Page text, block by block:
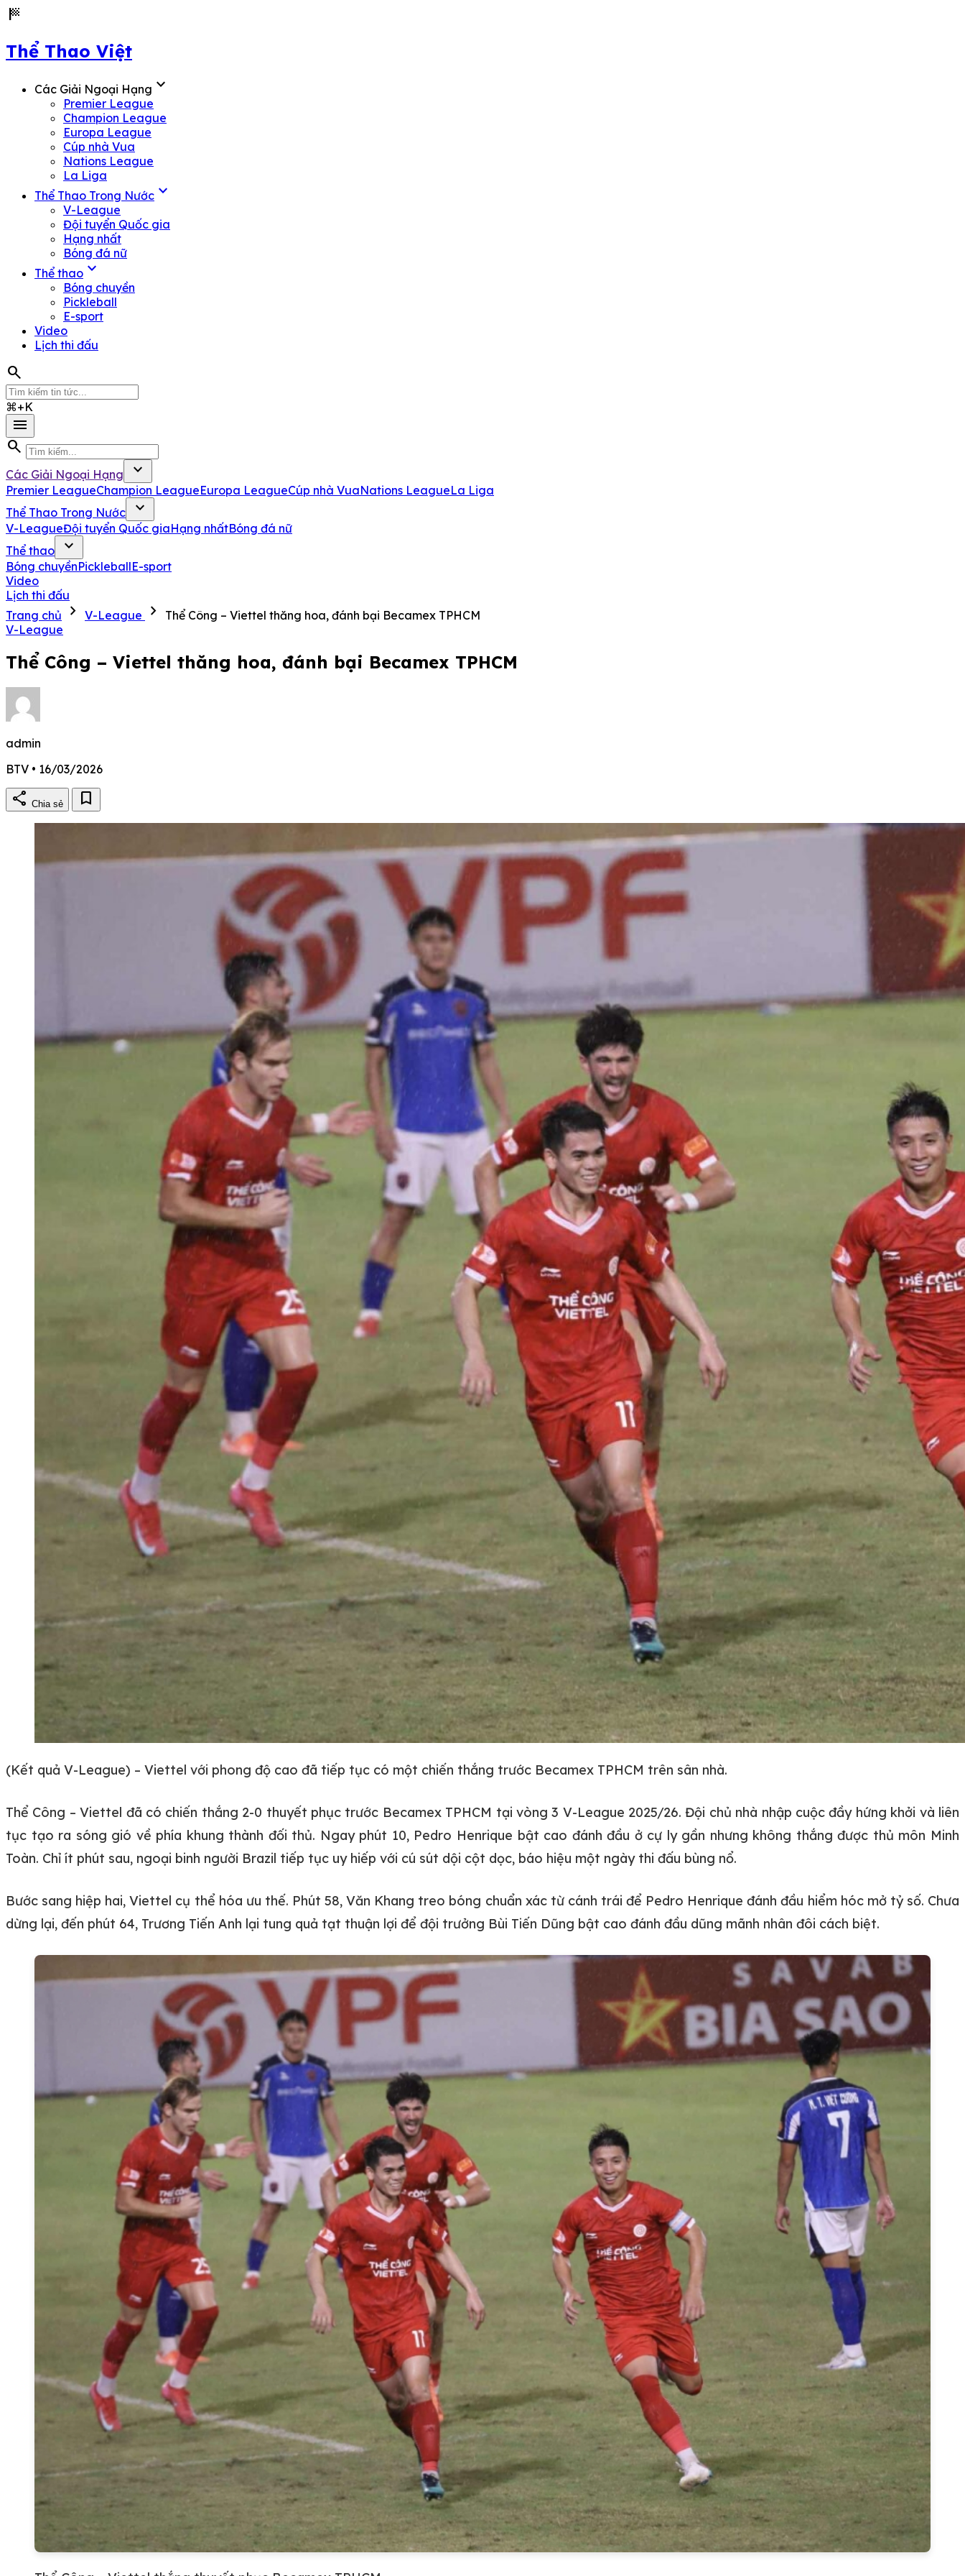
sports_score
Thể Thao Việt
Các Giải Ngoại Hạng expand_more
Premier League
Champion League
Europa League
Cúp nhà Vua
Nations League
La Liga
Thể Thao Trong Nước expand_more
V-League
Đội tuyển Quốc gia
Hạng nhất
Bóng đá nữ
Thể thao expand_more
Bóng chuyền
Pickleball
E-sport
Video
Lịch thi đấu
search
⌘+K
menu
search
Các Giải Ngoại Hạng expand_more
Premier LeagueChampion LeagueEuropa LeagueCúp nhà VuaNations LeagueLa Liga
Thể Thao Trong Nước
expand_more
V-LeagueĐội tuyển Quốc giaHạng nhấtBóng đá nữ
Thể thao
expand_more
Bóng chuyềnPickleballE-sport
Video
Lịch thi đấu
Trang chủ
chevron_right V-League chevron_right
Thể Công – Viettel thăng hoa, đánh bại Becamex TPHCM
V-League
Thể Công – Viettel thăng hoa, đánh bại Becamex TPHCM
admin
BTV • 16/03/2026
share Chia sẻ bookmark
(Kết quả V-League) – Viettel với phong độ cao đã tiếp tục có một chiến thắng trước Becamex TPHCM trên sân nhà.
Thể Công – Viettel đã có chiến thắng 2-0 thuyết phục trước Becamex TPHCM tại vòng 3 V-League 2025/26. Đội chủ nhà nhập cuộc đầy hứng khởi và liên
tục tạo ra sóng gió về phía khung thành đối thủ. Ngay phút 10, Pedro Henrique bật cao đánh đầu ở cự ly gần nhưng không thắng được thủ môn Minh
Toàn. Chỉ ít phút sau, ngoại binh người Brazil tiếp tục uy hiếp với cú sút dội cột dọc, báo hiệu một ngày thi đấu bùng nổ.
Bước sang hiệp hai, Viettel cụ thể hóa ưu thế. Phút 58, Văn Khang treo bóng chuẩn xác từ cánh trái để Pedro Henrique đánh đầu hiểm hóc mở tỷ số. Chưa
dừng lại, đến phút 64, Trương Tiến Anh lại tung quả tạt thuận lợi để đội trưởng Bùi Tiến Dũng bật cao đánh đầu dũng mãnh nhân đôi cách biệt.